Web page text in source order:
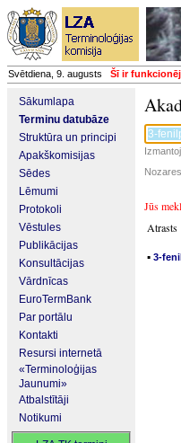
Svētdiena, 9. augusts Šī ir
Sākumlapa
Terminu datubāze
Struktūra un principi
Apakškomisijas
Sēdes
Lēmumi
Protokoli
Vēstules
Publikācijas
Konsultācijas
Vārdnīcas
EuroTermBank
Par portālu
Kontakti
Resursi internetā
«Terminoloģijas
Jaunumi»
Atbalstītāji
Notikumi
Jūs
Atrasts
▪ 3-